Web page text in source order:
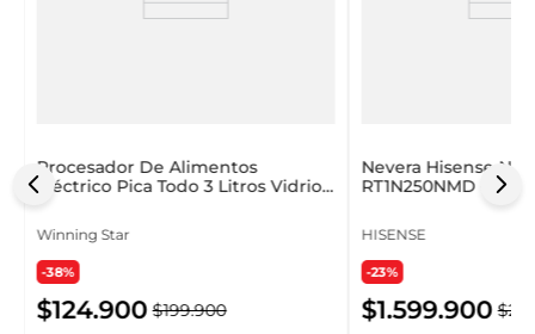
Procesador De Alimentos
Eléctrico Pica Todo 3 Litros Vidrio
Winning Star
-38%
$124.900 $199.900
Nevera Hisense No
RT1N250NMD Gris
HISENSE
-23%
$1.599.900 $2